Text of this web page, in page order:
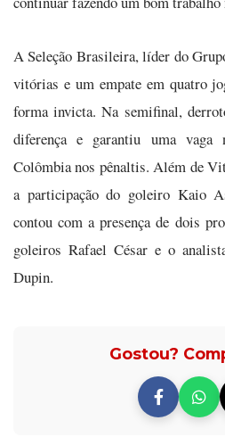
A Seleção Brasileira, líder do
vitórias e um empate em quatro
forma invicta. Na semifinal,
diferença e garantiu uma
Colômbia nos pênaltis. Além de
a participação do goleiro Kaio
contou com a presença de dois
goleiros Rafael César e o
Dupin.
Gostou?